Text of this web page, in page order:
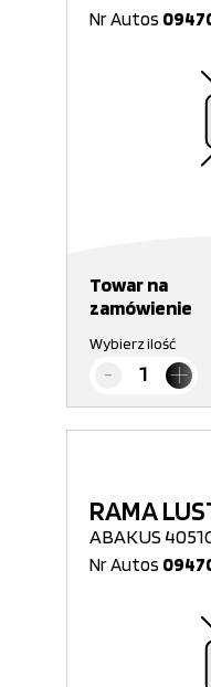
Nr Autos
Towar na
zamówienie
Wybierz ilość
RAMA
ABAKUS
Nr Autos